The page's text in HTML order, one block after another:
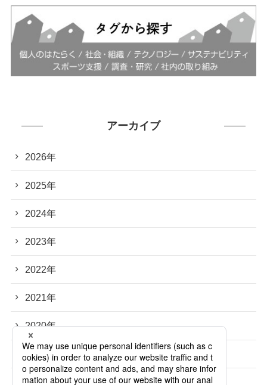
アーカイブ
2026年
2025年
2024年
2023年
2022年
2021年
2020年
2019年
2018年